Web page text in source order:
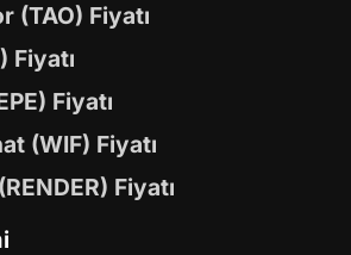
(TAO) Fiyatı
Fiyatı
Fiyatı
(WIF) Fiyatı
Fiyatı